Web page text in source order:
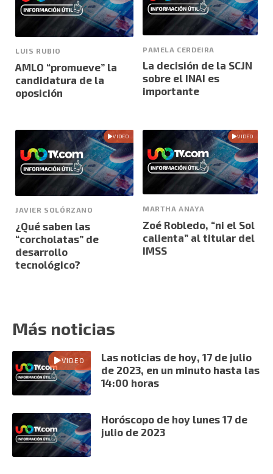
LUIS RUBIO
AMLO “promueve” la
candidatura de la
oposición
PAMELA CERDEIRA
La decisión de la SCJN
sobre el INAI es
importante
VIDEO
JAVIER SOLÓRZANO
¿Qué saben las
“corcholatas” de
desarrollo
tecnológico?
VIDEO
MARTHA ANAYA
Zoé Robledo, “ni el Sol
calienta” al titular del
IMSS
Más noticias
VIDEO
Las noticias de hoy, 17 de julio
de 2023, en un minuto hasta las
14:00 horas
Horóscopo de hoy lunes 17 de
julio de 2023